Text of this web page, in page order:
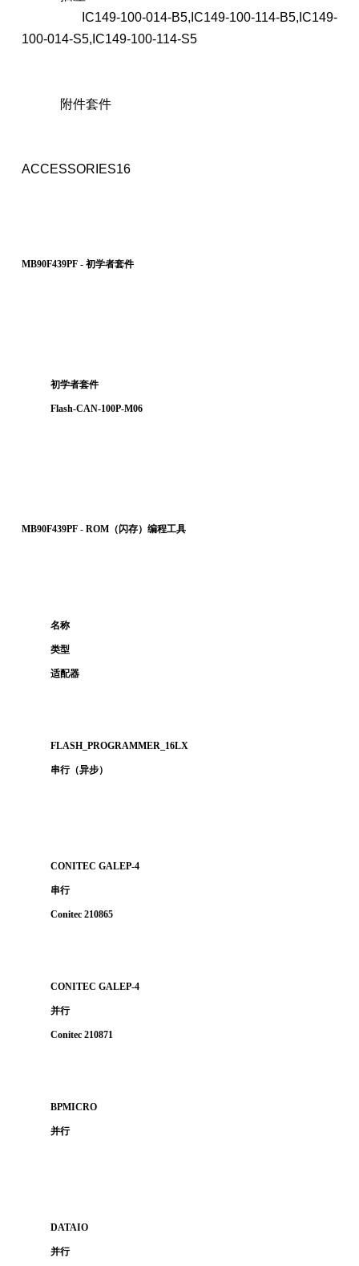
IC149-100-014-B5,IC149-100-114-B5,IC149-
100-014-S5,IC149-100-114-S5
附件套件
ACCESSORIES16
MB90F439PF - 初学者套件
初学者套件
Flash-CAN-100P-M06
MB90F439PF-ROM（闪存）编程工具
名称
类型
适配器
FLASH_PROGRAMMER_16LX
串行（异步）
CONITEC GALEP-4
串行
Conitec 210865
CONITEC GALEP-4
并行
Conitec 210871
BPMICRO
并行
DATAIO
并行